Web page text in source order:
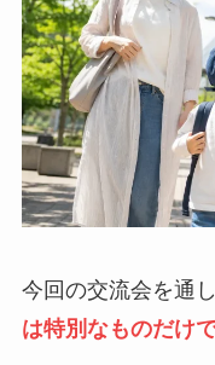
今回の交流会を通
は特別なものだけ